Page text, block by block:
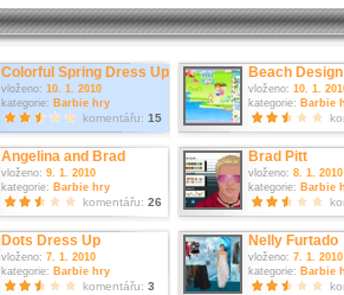
Colorful Spring Dress Up
vloženo: 10. 1. 2010
kategorie: Barbie hry
komentářu: 15
Beach Design
vloženo: 10. 1.
kategorie: Barbie
Angelina and Brad
vloženo: 9. 1. 2010
kategorie: Barbie hry
komentářu: 26
Brad Pitt
vloženo: 8. 1. 2010
kategorie: Barbie
Dots Dress Up
vloženo: 7. 1. 2010
kategorie: Barbie hry
komentářu: 3
Nelly Furtado
vloženo: 7. 1. 2010
kategorie: Barbie